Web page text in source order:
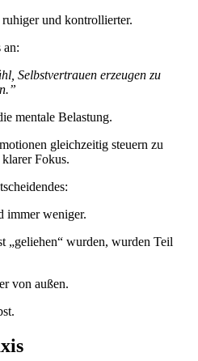
und kontrollierter.
an:
Selbstvertrauen erzeugen zu
mentale Belastung.
gleichzeitig steuern zu
klarer Fokus.
immer weniger.
„geliehen“ wurden, wurden Teil
von außen.